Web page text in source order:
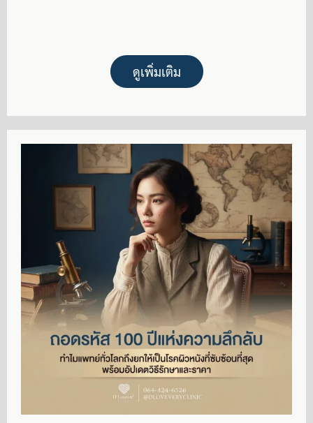
ดูเพิ่มเติม